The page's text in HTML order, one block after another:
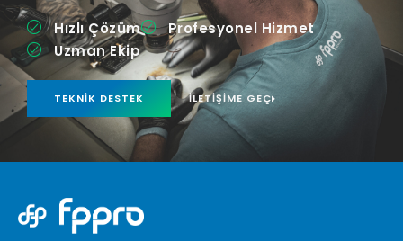
Hızlı Çözüm
Profesyonel Hizmet
Uzman Ekip
TEKNIK DESTEK İLETIŞIME GEÇ